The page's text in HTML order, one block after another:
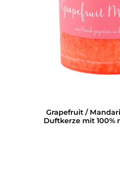
Grapefruit /
Duftkerze mit 100%